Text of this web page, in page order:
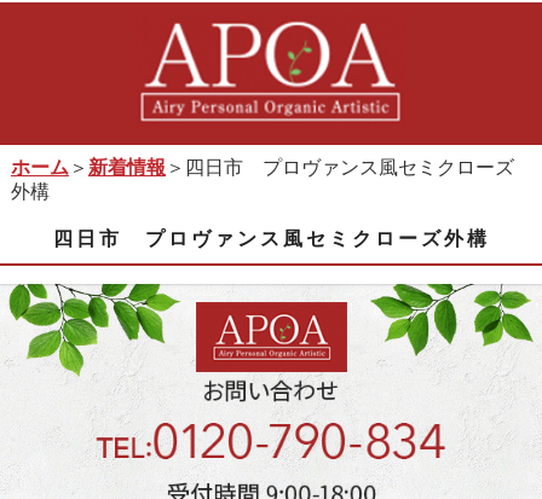
ホーム ＞ 新着情報 ＞四日市 プロヴァンス風セミクローズ
外構
四日市 プロヴァンス風セミクローズ外構